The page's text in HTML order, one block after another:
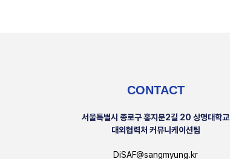
CONTACT
서울특별시 종로구 홍지문2길 20 상명대학교
대외협력처 커뮤니케이션팀
DiSAF@sangmyung.kr